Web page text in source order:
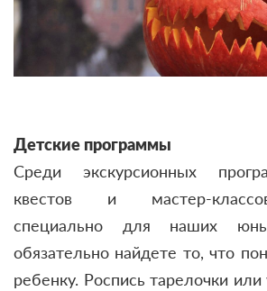
Детские программы
Среди экскурсионных
квестов и мастер-
специально для наших
обязательно найдете то, что
ребенку. Роспись тарелочки или